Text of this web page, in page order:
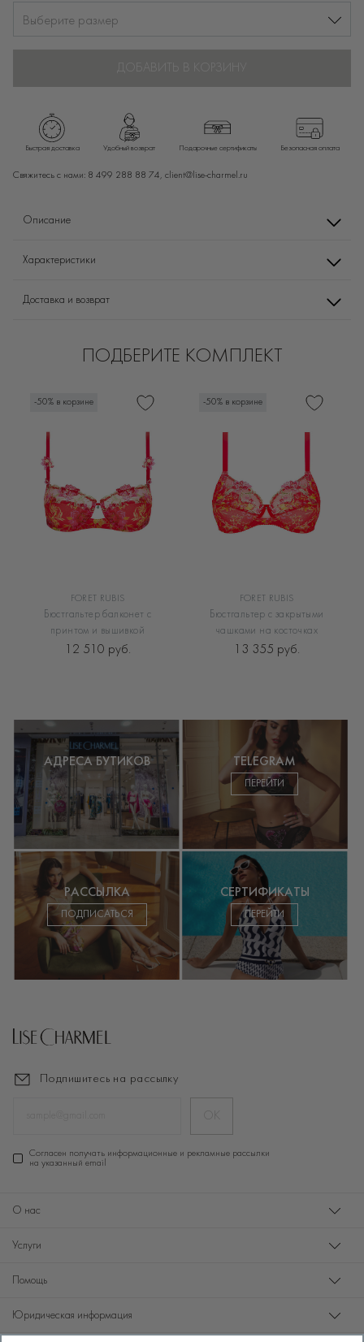
Выберите размер
ДОБАВИТЬ В КОРЗИНУ
Быстрая доставка Удобный возврат Подарочные сертификаты Безопасная оплата
Свяжитесь с нами: 8 499 288 88 74, client@lise-charmel.ru
Описание
Характеристики
Доставка и возврат
ПОДБЕРИТЕ КОМПЛЕКТ
-50% в корзине
FORET RUBIS
Бюстгальтер балконет с
принтом и вышивкой
12 510 руб.
-50% в корзине
FORET RUBIS
Бюстгальтер с закрытыми
чашками на косточках
13 355 руб.
АДРЕСА БУТИКОВ TELEGRAM
ПЕРЕЙТИ
РАССЫЛКА
ПОДПИСАТЬСЯ
СЕРТИФИКАТЫ
ПЕРЕЙТИ
Подпишитесь на рассылку
Cогласен получать информационные и рекламные рассылки
на указанный email
О нас
Услуги
Помощь
Юридическая информация